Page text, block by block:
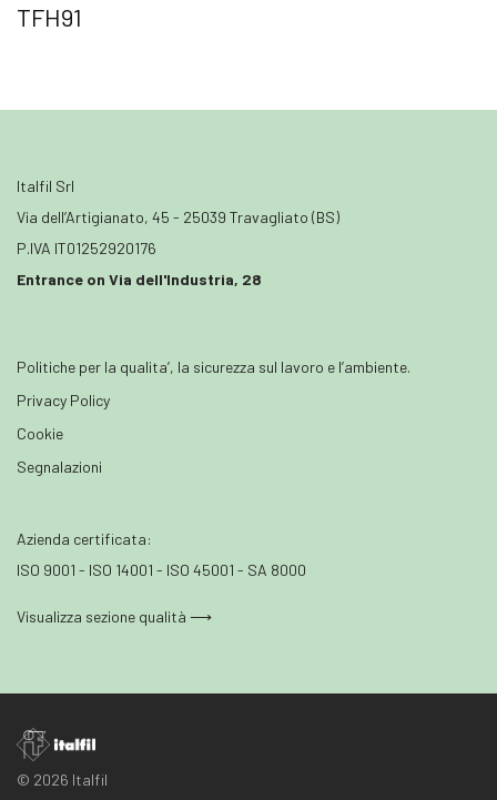
TFH91
Italfil Srl
Via dell’Artigianato, 45 - 25039 Travagliato (BS)
P.IVA IT01252920176
Entrance on Via dell'Industria, 28
Politiche per la qualita’, la sicurezza sul lavoro e l’ambiente.
Privacy Policy
Cookie
Segnalazioni
Azienda certificata:
ISO 9001 - ISO 14001 - ISO 45001 - SA 8000
Visualizza sezione qualità ⟶
© 2026 Italfil